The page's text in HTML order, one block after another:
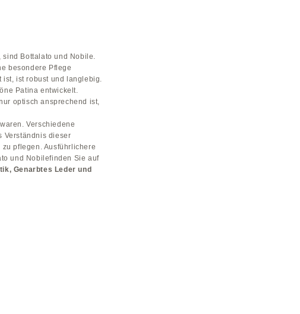
sind Bottalato und Nobile.
besondere Pflege
ist, ist robust und langlebig.
Patina entwickelt.
optisch ansprechend ist,
Verschiedene
Verständnis dieser
pflegen. Ausführlichere
und Nobilefinden Sie auf
, Genarbtes Leder und